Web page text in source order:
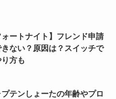
ォートナイト】フレンド申請
ない？原因は？スイッチで
方も
プテンしょーたの年齢やプロ